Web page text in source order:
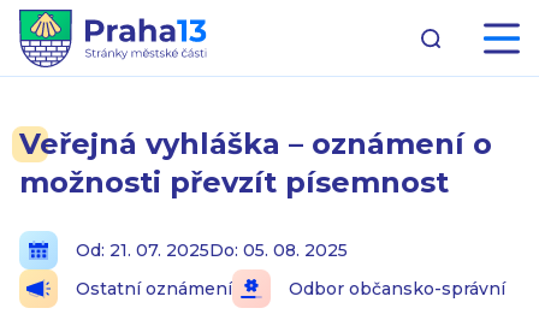
Veřejná vyhláška – oznámení o
možnosti převzít písemnost
Od: 21. 07. 2025Do: 05. 08. 2025
Ostatní oznámení
Odbor občansko-správní